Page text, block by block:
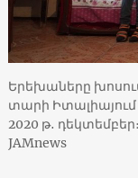
Երեխաները
տարի
2020 թ․
JAMnews